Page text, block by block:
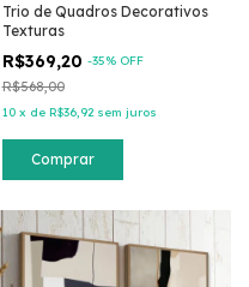
Trio de Quadros Decorativos
Texturas
R$369,20 -35% OFF
R$568,00
10 x de R$36,92 sem juros
Comprar